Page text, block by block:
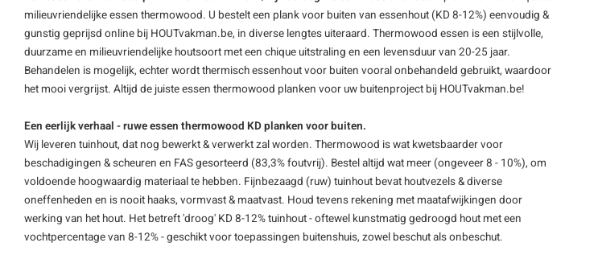
milieuvriendelijke essen thermowood. U bestelt een plank voor buiten van essenhout (KD 8-12%) eenvoudig &
gunstig geprijsd online bij HOUTvakman.be, in diverse lengtes uiteraard. Thermowood essen is een stijlvolle,
duurzame en milieuvriendelijke houtsoort met een chique uitstraling en een levensduur van 20-25 jaar.
Behandelen is mogelijk, echter wordt thermisch essenhout voor buiten vooral onbehandeld gebruikt, waardoor
het mooi vergrijst. Altijd de juiste essen thermowood planken voor uw buitenproject bij HOUTvakman.be!
Een eerlijk verhaal - ruwe essen thermowood KD planken voor buiten.
Wij leveren tuinhout, dat nog bewerkt & verwerkt zal worden. Thermowood is wat kwetsbaarder voor
beschadigingen & scheuren en FAS gesorteerd (83,3% foutvrij). Bestel altijd wat meer (ongeveer 8 - 10%), om
voldoende hoogwaardig materiaal te hebben. Fijnbezaagd (ruw) tuinhout bevat houtvezels & diverse
oneffenheden en is nooit haaks, vormvast & maatvast. Houd tevens rekening met maatafwijkingen door
werking van het hout. Het betreft 'droog' KD 8-12% tuinhout - oftewel kunstmatig gedroogd hout met een
vochtpercentage van 8-12% - geschikt voor toepassingen buitenshuis, zowel beschut als onbeschut.